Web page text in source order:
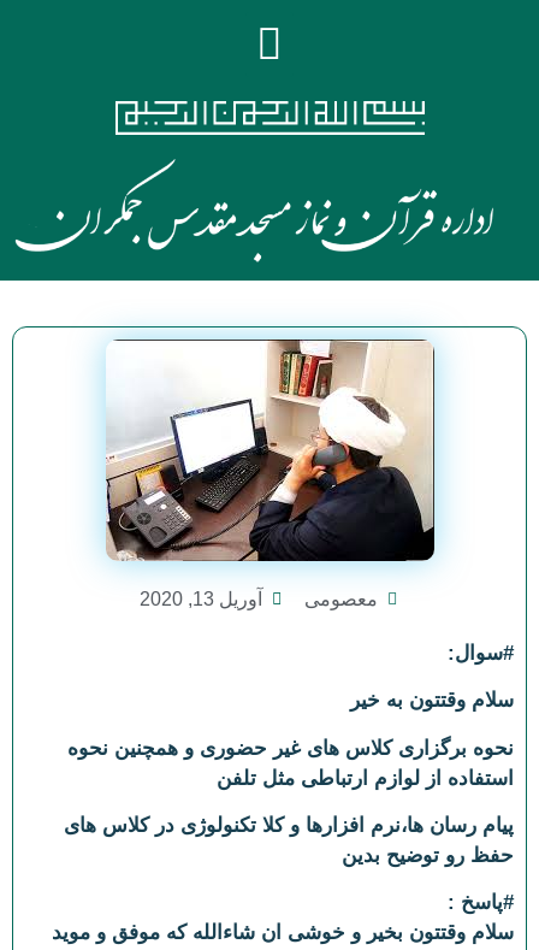
معصومی آوریل 13, 2020
#سوال:
سلام وقتتون به خیر
نحوه برگزاری کلاس های غیر حضوری و همچنین نحوه
استفاده از لوازم ارتباطی مثل تلفن
پیام رسان ها،نرم افزارها و کلا تکنولوژی در کلاس های
حفظ رو توضیح بدین
#پاسخ :
سلام وقتتون بخیر و خوشی ان شاءالله که موفق و موید